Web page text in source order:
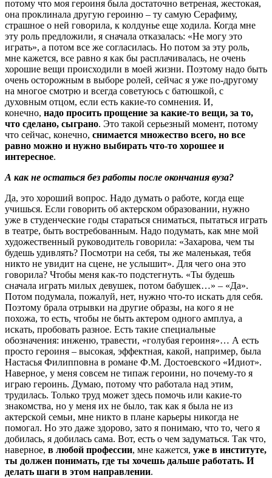
потому что моя героиня была достаточно ветреная, жестокая,
она проклинала другую героиню – ту самую Серафиму,
страшное о ней говорила, к колдунье еще ходила. Когда мне
эту роль предложили, я сначала отказалась: «Не могу это
играть», а потом все же согласилась. Но потом за эту роль,
мне кажется, все равно я как бы расплачивалась, не очень
хорошие вещи происходили в моей жизни. Поэтому надо быть
очень осторожным в выборе ролей, сейчас я уже по-другому
на многое смотрю и всегда советуюсь с батюшкой, с
духовным отцом, если есть какие-то сомнения. И,
конечно, надо просить прощение за какие-то вещи, за то,
что сделано, сыграно. Это такой серьезный момент, потому
что сейчас, конечно, снимается множество всего, но все
равно можно и нужно выбирать что-то хорошее и
интересное.
А как не остаться без работы после окончания вуза?
Да, это хороший вопрос. Надо думать о работе, когда еще
учишься. Если говорить об актерском образовании, нужно
уже в студенческие годы стараться сниматься, пытаться играть
в театре, быть востребованным. Надо подумать, как мне мой
художественный руководитель говорила: «Захарова, чем ты
будешь удивлять? Посмотри на себя, ты же маленькая, тебя
никто не увидит на сцене, не услышит». Для чего она это
говорила? Чтобы меня как-то подстегнуть. «Ты будешь
сначала играть милых девушек, потом бабушек…» – «Да».
Потом подумала, пожалуй, нет, нужно что-то искать для себя.
Поэтому брала отрывки на другие образы, на кого я не
похожа, то есть, чтобы не быть актером одного амплуа, а
искать, пробовать разное. Есть такие специальные
обозначения: инженю, травести, «голубая героиня»… А есть
просто героиня – высокая, эффектная, какой, например, была
Настасья Филипповна в романе Ф.М. Достоевского «Идиот».
Наверное, у меня совсем не типаж героини, но почему-то я
играю героинь. Думаю, потому что работала над этим,
трудилась. Только труд может здесь помочь или какие-то
знакомства, но у меня их не было, так как я была не из
актерской семьи, мне никто в плане карьеры никогда не
помогал. Но это даже здорово, зато я понимаю, что то, чего я
добилась, я добилась сама. Вот, есть о чем задуматься. Так что,
наверное, в любой профессии, мне кажется, уже в институте,
ты должен понимать, где ты хочешь дальше работать. И
делать шаги в этом направлении.